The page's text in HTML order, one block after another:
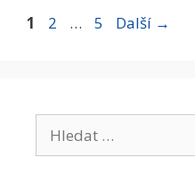
Stránka
1 Stránka
2 … Stránka
5 Další →